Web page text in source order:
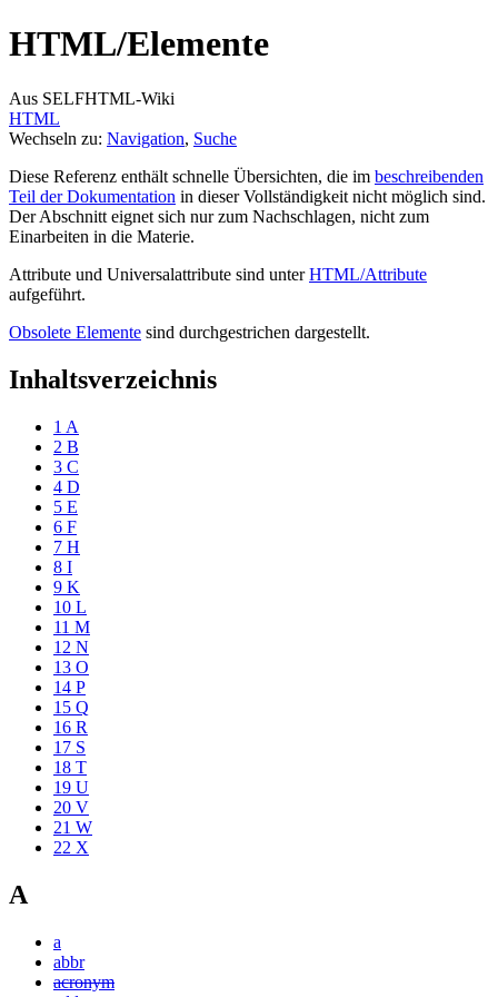
HTML/Elemente
Aus SELFHTML-Wiki
HTML
Wechseln zu: Navigation, Suche
Diese Referenz enthält schnelle Übersichten, die im beschreibenden
Teil der Dokumentation in dieser Vollständigkeit nicht möglich sind.
Der Abschnitt eignet sich nur zum Nachschlagen, nicht zum
Einarbeiten in die Materie.
Attribute und Universalattribute sind unterHTML/Attribute
aufgeführt.
Obsolete Elemente sind durchgestrichen dargestellt.
Inhaltsverzeichnis
1 A
2 B
3 C
4 D
5 E
6 F
7 H
8 I
9 K
10 L
11 M
12 N
13 O
14 P
15 Q
16 R
17 S
18 T
19 U
20 V
21 W
22 X
A
a
abbr
acronym